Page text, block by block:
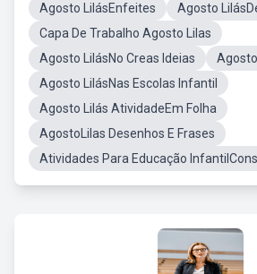
Agosto LilásEnfeites
Agosto
Capa De Trabalho Agosto Lilas
Agosto LilásNo Creas Ideias
Agosto LilásNas Escolas Infantil
Agosto Lilás AtividadeEm Folha
AgostoLilas Desenhos E Frases
Atividades Para Educação